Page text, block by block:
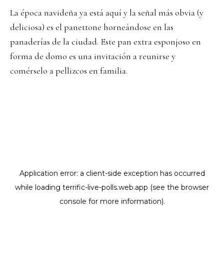
La época navideña ya está aquí y la señal más obvia (y
deliciosa) es el panettone horneándose en las
panaderías de la ciudad. Este pan extra esponjoso en
forma de domo es una invitación a reunirse y
comérselo a pellizcos en familia.